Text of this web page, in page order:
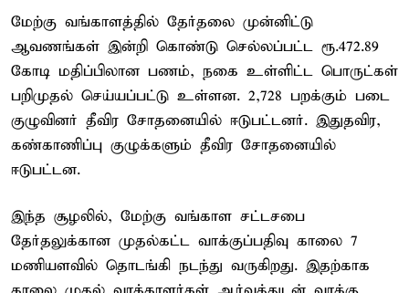
மேற்கு வங்காளத்தில் தேர்தலை முன்னிட்டு
ஆவணங்கள் இன்றி கொண்டு செல்லப்பட்ட ரூ.472.89
கோடி மதிப்பிலான பணம், நகை உள்ளிட்ட பொருட்கள்
பறிமுதல் செய்யப்பட்டு உள்ளன. 2,728 பறக்கும் படை
குழுவினர் தீவிர சோதனையில் ஈடுபட்டனர். இதுதவிர,
கண்காணிப்பு குழுக்களும் தீவிர சோதனையில்
ஈடுபட்டன.
இந்த சூழலில், மேற்கு வங்காள சட்டசபை
தேர்தலுக்கான முதல்கட்ட வாக்குப்பதிவு காலை 7
மணியளவில் தொடங்கி நடந்து வருகிறது. இதற்காக